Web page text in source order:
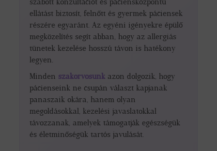
ellátást biztosít, felnőtt és gyermek páciensek
részére egyaránt. Az egyéni igényekre épülő
megközelítés segít abban, hogy az allergiás
tünetek kezelése hosszú távon is hatékony
legyen.
Minden szakorvosunk azon dolgozik, hogy
pácienseink ne csupán választ kapjanak
panaszaik okára, hanem olyan
megoldásokkal, kezelési javaslatokkal
távozzanak, amelyek támogatják egészségük
és életminőségük tartós javulását.